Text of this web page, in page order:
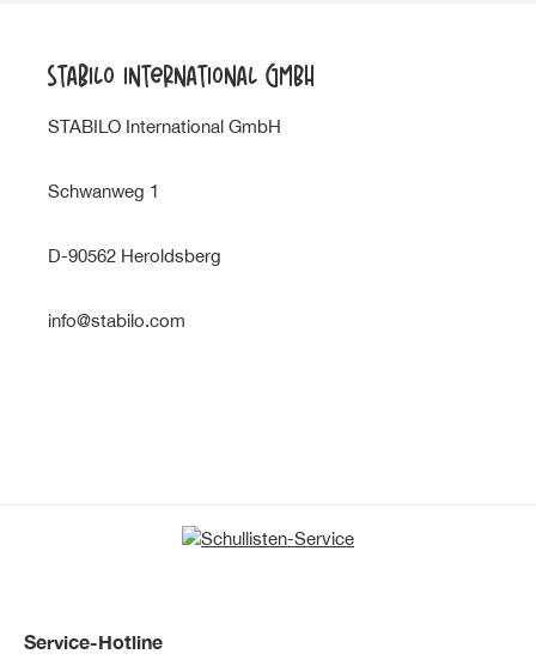
STABILO International GmbH
STABILO International GmbH
Schwanweg 1
D-90562 Heroldsberg
info@stabilo.com
Service-Hotline